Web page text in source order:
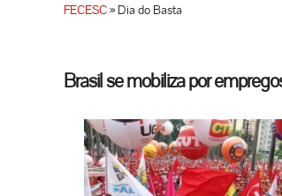
FECESC»Dia do Basta
Brasil se mobiliza por